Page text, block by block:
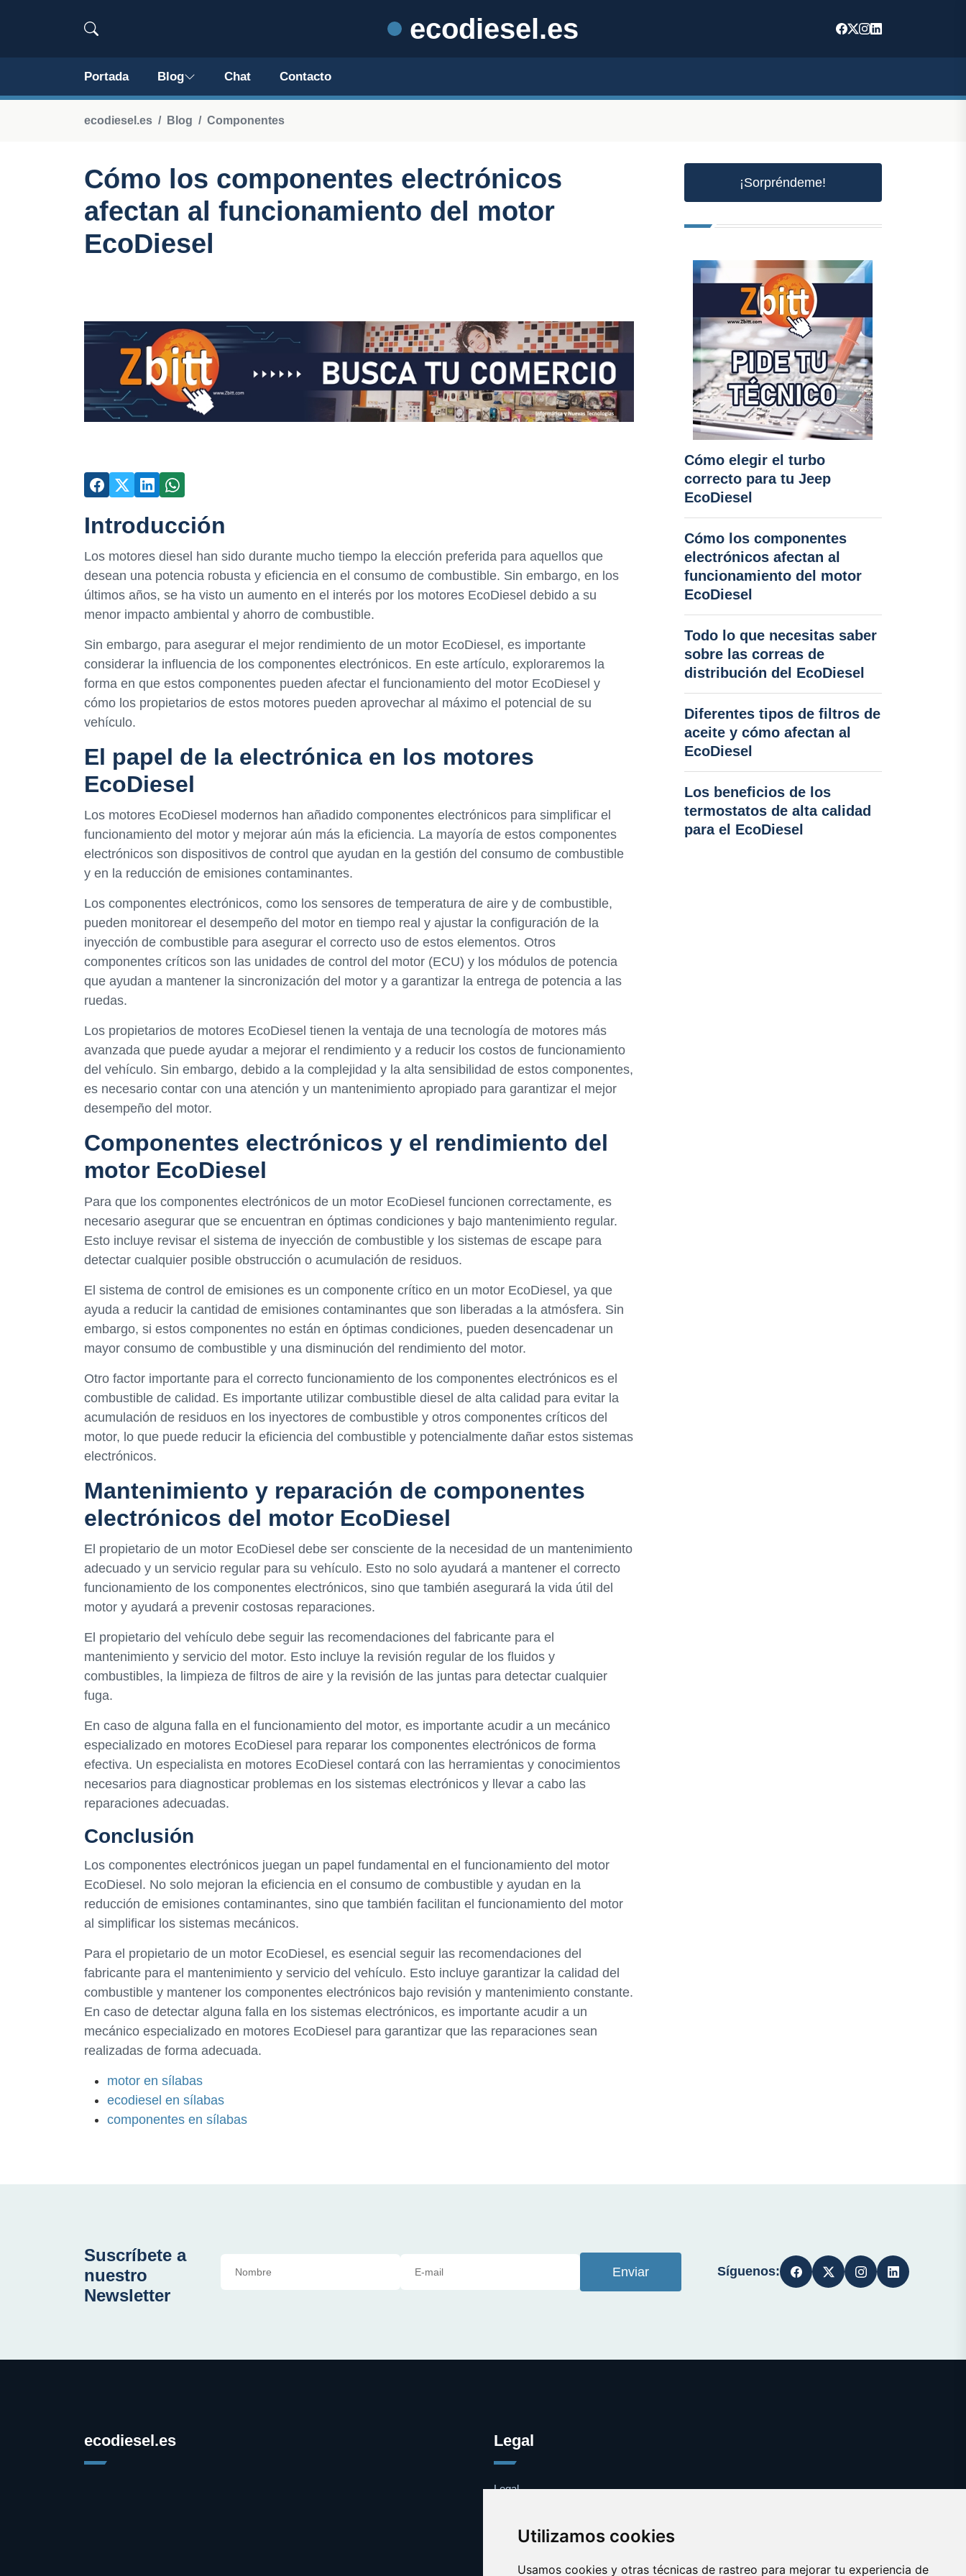
Utilizamos cookies
Usamos cookies y otras técnicas de rastreo para mejorar tu experiencia de
ecodiesel.es
Portada Blog Chat Contacto
ecodiesel.es Blog Componentes
Cómo los componentes electrónicos
afectan al funcionamiento del motor
EcoDiesel
Introducción
Los motores diesel han sido durante mucho tiempo la elección preferida para aquellos que
desean una potencia robusta y eficiencia en el consumo de combustible. Sin embargo, en los
últimos años, se ha visto un aumento en el interés por los motores EcoDiesel debido a su
menor impacto ambiental y ahorro de combustible.
Sin embargo, para asegurar el mejor rendimiento de un motor EcoDiesel, es importante
considerar la influencia de los componentes electrónicos. En este artículo, exploraremos la
forma en que estos componentes pueden afectar el funcionamiento del motor EcoDiesel y
cómo los propietarios de estos motores pueden aprovechar al máximo el potencial de su
vehículo.
El papel de la electrónica en los motores
EcoDiesel
Los motores EcoDiesel modernos han añadido componentes electrónicos para simplificar el
funcionamiento del motor y mejorar aún más la eficiencia. La mayoría de estos componentes
electrónicos son dispositivos de control que ayudan en la gestión del consumo de combustible
y en la reducción de emisiones contaminantes.
Los componentes electrónicos, como los sensores de temperatura de aire y de combustible,
pueden monitorear el desempeño del motor en tiempo real y ajustar la configuración de la
inyección de combustible para asegurar el correcto uso de estos elementos. Otros
componentes críticos son las unidades de control del motor (ECU) y los módulos de potencia
que ayudan a mantener la sincronización del motor y a garantizar la entrega de potencia a las
ruedas.
Los propietarios de motores EcoDiesel tienen la ventaja de una tecnología de motores más
avanzada que puede ayudar a mejorar el rendimiento y a reducir los costos de funcionamiento
del vehículo. Sin embargo, debido a la complejidad y la alta sensibilidad de estos componentes,
es necesario contar con una atención y un mantenimiento apropiado para garantizar el mejor
desempeño del motor.
Componentes electrónicos y el rendimiento del
motor EcoDiesel
Para que los componentes electrónicos de un motor EcoDiesel funcionen correctamente, es
necesario asegurar que se encuentran en óptimas condiciones y bajo mantenimiento regular.
Esto incluye revisar el sistema de inyección de combustible y los sistemas de escape para
detectar cualquier posible obstrucción o acumulación de residuos.
El sistema de control de emisiones es un componente crítico en un motor EcoDiesel, ya que
ayuda a reducir la cantidad de emisiones contaminantes que son liberadas a la atmósfera. Sin
embargo, si estos componentes no están en óptimas condiciones, pueden desencadenar un
mayor consumo de combustible y una disminución del rendimiento del motor.
Otro factor importante para el correcto funcionamiento de los componentes electrónicos es el
combustible de calidad. Es importante utilizar combustible diesel de alta calidad para evitar la
acumulación de residuos en los inyectores de combustible y otros componentes críticos del
motor, lo que puede reducir la eficiencia del combustible y potencialmente dañar estos sistemas
electrónicos.
Mantenimiento y reparación de componentes
electrónicos del motor EcoDiesel
El propietario de un motor EcoDiesel debe ser consciente de la necesidad de un mantenimiento
adecuado y un servicio regular para su vehículo. Esto no solo ayudará a mantener el correcto
funcionamiento de los componentes electrónicos, sino que también asegurará la vida útil del
motor y ayudará a prevenir costosas reparaciones.
El propietario del vehículo debe seguir las recomendaciones del fabricante para el
mantenimiento y servicio del motor. Esto incluye la revisión regular de los fluidos y
combustibles, la limpieza de filtros de aire y la revisión de las juntas para detectar cualquier
fuga.
En caso de alguna falla en el funcionamiento del motor, es importante acudir a un mecánico
especializado en motores EcoDiesel para reparar los componentes electrónicos de forma
efectiva. Un especialista en motores EcoDiesel contará con las herramientas y conocimientos
necesarios para diagnosticar problemas en los sistemas electrónicos y llevar a cabo las
reparaciones adecuadas.
Conclusión
Los componentes electrónicos juegan un papel fundamental en el funcionamiento del motor
EcoDiesel. No solo mejoran la eficiencia en el consumo de combustible y ayudan en la
reducción de emisiones contaminantes, sino que también facilitan el funcionamiento del motor
al simplificar los sistemas mecánicos.
Para el propietario de un motor EcoDiesel, es esencial seguir las recomendaciones del
fabricante para el mantenimiento y servicio del vehículo. Esto incluye garantizar la calidad del
combustible y mantener los componentes electrónicos bajo revisión y mantenimiento constante.
En caso de detectar alguna falla en los sistemas electrónicos, es importante acudir a un
mecánico especializado en motores EcoDiesel para garantizar que las reparaciones sean
realizadas de forma adecuada.
motor en sílabas
ecodiesel en sílabas
componentes en sílabas
¡Sorpréndeme!
Cómo elegir el turbo
correcto para tu Jeep
EcoDiesel
Cómo los componentes
electrónicos afectan al
funcionamiento del motor
EcoDiesel
Todo lo que necesitas saber
sobre las correas de
distribución del EcoDiesel
Diferentes tipos de filtros de
aceite y cómo afectan al
EcoDiesel
Los beneficios de los
termostatos de alta calidad
para el EcoDiesel
Suscríbete a
nuestro
Newsletter
Enviar Síguenos:
ecodiesel.es Legal
Legal
Contacto